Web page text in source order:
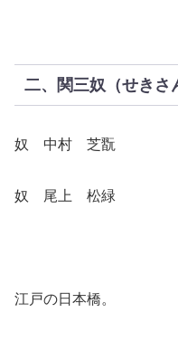
二、関三奴（せきさ
奴 中村 芝翫
奴 尾上 松緑
江戸の日本橋。